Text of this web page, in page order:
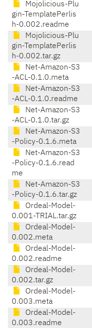
Mojolicious-Plu
gin-TemplatePerlis
h-0.002.readme
Mojolicious-Plu
gin-TemplatePerlis
h-0.002.tar.gz
Net-Amazon-S3
-ACL-0.1.0.meta
Net-Amazon-S3
-ACL-0.1.0.readme
Net-Amazon-S3
-ACL-0.1.0.tar.gz
Net-Amazon-S3
-Policy-0.1.6.meta
Net-Amazon-S3
-Policy-0.1.6.read
me
Net-Amazon-S3
-Policy-0.1.6.tar.gz
Ordeal-Model-
0.001-TRIAL.tar.gz
Ordeal-Model-
0.002.meta
Ordeal-Model-
0.002.readme
Ordeal-Model-
0.002.tar.gz
Ordeal-Model-
0.003.meta
Ordeal-Model-
0.003.readme